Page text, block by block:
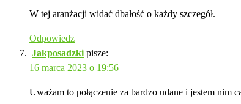
W tej aranżacji widać dbałość o każdy szczegół.
Odpowiedz
Jakposadzki pisze:
16 marca 2023 o 19:56
Uważam to połączenie za bardzo udane i jestem nim